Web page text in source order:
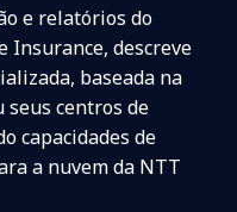
e relatórios do
Insurance, descreve
baseada na
seus centros de
capacidades de
a nuvem da NTT